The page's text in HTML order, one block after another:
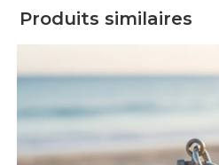
Produits similaires